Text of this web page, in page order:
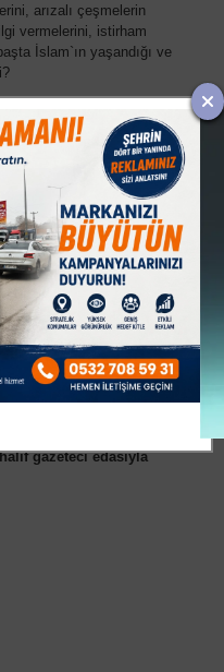
arızalı çeşmelerin
vermelerini, istirham
İslam`ın yaşandığı ve
güzelleştirmek adına
Her yıl
çiçek dikimleri
ziyan zebil olmakta ve
çiçek yerine,
ve ağaç dikmelerinin
diye bir önceki yıl
farklı bir çalışma
işlere harcanıp, heba
belediye başkanımız, ya
diye düşünüyorum.
yıl yenisiyle
gazeteci edasıyla